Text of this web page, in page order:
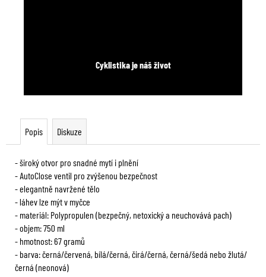
Cyklistika je náš život
Popis Diskuze
- široký otvor pro snadné mytí i plnění
- AutoClose ventil pro zvýšenou bezpečnost
- elegantně navržené tělo
- láhev lze mýt v myčce
- materiál: Polypropulen (bezpečný, netoxický a neuchovává pach)
- objem: 750 ml
- hmotnost: 67 gramů
- barva: černá/červená, bílá/černá, čirá/černá, černá/šedá nebo žlutá/
černá (neonová)